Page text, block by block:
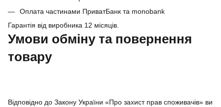
Оплата частинами ПриватБанк та monobank
Гарантія від виробника 12 місяців.
Умови обміну та повернення
товару
Відповідно до Закону України «Про захист прав споживачів» ви